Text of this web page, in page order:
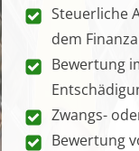
Steuerliche
dem
Bewertung
Zwangs-
Bewertung